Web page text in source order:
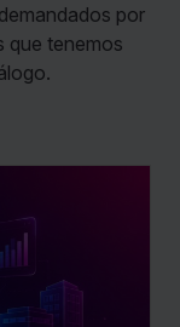
por
que tenemos